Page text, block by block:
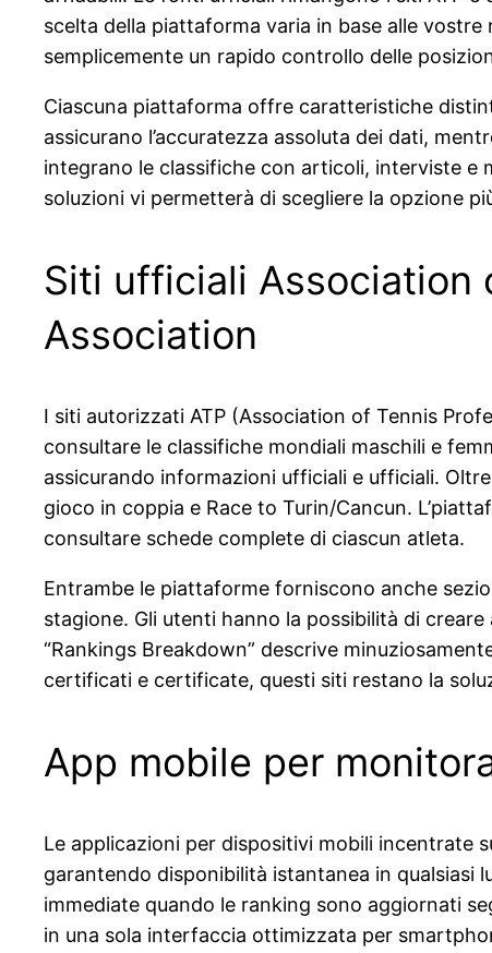
scelta della piattaforma varia in base alle
semplicemente un rapido controllo delle
Ciascuna piattaforma offre caratteristiche
assicurano l’accuratezza assoluta dei dati,
integrano le classifiche con articoli, interviste e
soluzioni vi permetterà di scegliere la opzione
Siti ufficiali Association
Association
I siti autorizzati ATP (Association of Tennis
consultare le classifiche mondiali maschili e
assicurando informazioni ufficiali e ufficiali.
gioco in coppia e Race to Turin/Cancun.
consultare schede complete di ciascun atleta.
Entrambe le piattaforme forniscono anche
stagione. Gli utenti hanno la possibilità di
“Rankings Breakdown” descrive
certificati e certificate, questi siti restano la
App mobile per
Le applicazioni per dispositivi mobili incentrate
garantendo disponibilità istantanea in qualsiasi
immediate quando le ranking sono aggiornati
in una sola interfaccia ottimizzata per